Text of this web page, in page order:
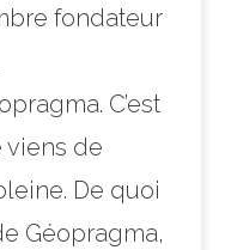
fondateur
C’est
viens de
De quoi
Géopragma,